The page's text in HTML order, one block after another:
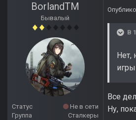
BorlandTM
Бывалый
Статус
Не в сети
Группа
Сталкеры
В
Нет,
Все
Ну,